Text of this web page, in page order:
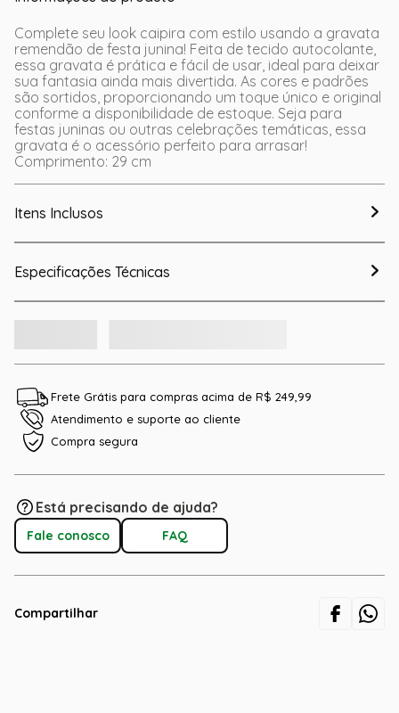
Complete seu look caipira com estilo usando a gravata
remendão de festa junina! Feita de tecido autocolante,
essa gravata é prática e fácil de usar, ideal para deixar
sua fantasia ainda mais divertida. As cores e padrões
são sortidos, proporcionando um toque único e original
conforme a disponibilidade de estoque. Seja para
festas juninas ou outras celebrações temáticas, essa
gravata é o acessório perfeito para arrasar!
Comprimento: 29 cm
Itens Inclusos
Especificações Técnicas
Frete Grátis para compras acima de R$ 249,99
Atendimento e suporte ao cliente
Compra segura
Está precisando de ajuda?
Fale conosco FAQ
Compartilhar